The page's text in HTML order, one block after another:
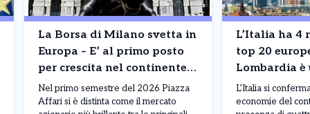
La Borsa di Milano svetta in
Europa – E’ al primo posto
per crescita nel continente,
davanti a Londra e Madrid.
La classifica
Nel primo semestre del 2026 Piazza
Affari si è distinta come il mercato
L’Italia ha 4
top 20 europea –
Lombardia è
3° posto. La
L’Italia si
economie del